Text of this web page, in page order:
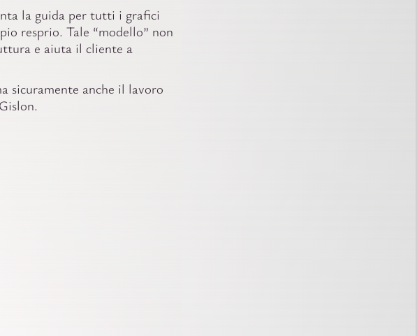
la guida per tutti i grafici
resprio. Tale “modello” non
e aiuta il cliente a
sicuramente anche il lavoro